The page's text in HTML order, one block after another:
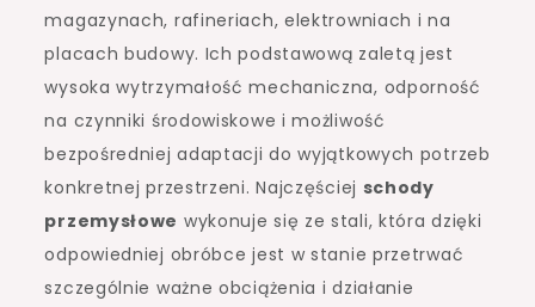
magazynach, rafineriach, elektrowniach i na
placach budowy. Ich podstawową zaletą jest
wysoka wytrzymałość mechaniczna, odporność
na czynniki środowiskowe i możliwość
bezpośredniej adaptacji do wyjątkowych potrzeb
konkretnej przestrzeni. Najczęściej schody
przemysłowe wykonuje się ze stali, która dzięki
odpowiedniej obróbce jest w stanie przetrwać
szczególnie ważne obciążenia i działanie